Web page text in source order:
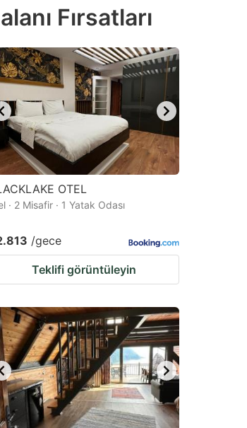
Fırsatları
OTEL
· 2 Misafir · 1 Yatak Odası
/gece
Teklifi görüntüleyin